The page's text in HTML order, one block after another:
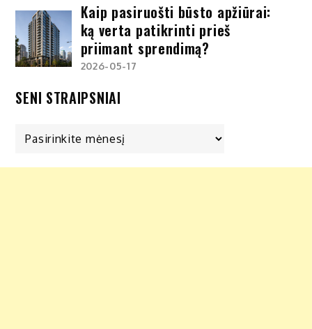
Kaip pasiruošti būsto apžiūrai:
ką verta patikrinti prieš
priimant sprendimą?
2026-05-17
SENI STRAIPSNIAI